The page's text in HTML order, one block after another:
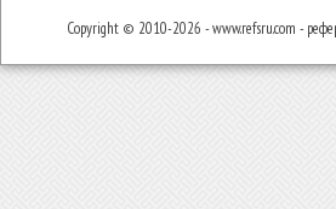
Copyright © 2010-2026 - www.refsru.com -